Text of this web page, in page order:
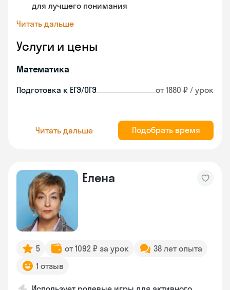
для лучшего понимания
Читать дальше
Услуги и цены
Математика
Подготовка к ЕГЭ/ОГЭ от 1880 ₽ / урок
Читать дальше Подобрать время
Елена
5 от 1092 ₽ за урок
38 лет опыта
1 отзыв